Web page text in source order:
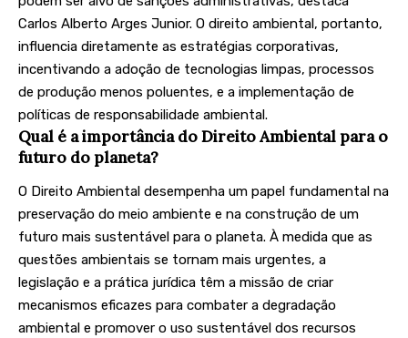
Carlos Alberto Arges Junior. O direito ambiental, portanto,
influencia diretamente as estratégias corporativas,
incentivando a adoção de tecnologias limpas, processos
de produção menos poluentes, e a implementação de
políticas de responsabilidade ambiental.
Qual é a importância do Direito Ambiental para o
futuro do planeta?
O Direito Ambiental desempenha um papel fundamental na
preservação do meio ambiente e na construção de um
futuro mais sustentável para o planeta. À medida que as
questões ambientais se tornam mais urgentes, a
legislação e a prática jurídica têm a missão de criar
mecanismos eficazes para combater a degradação
ambiental e promover o uso sustentável dos recursos